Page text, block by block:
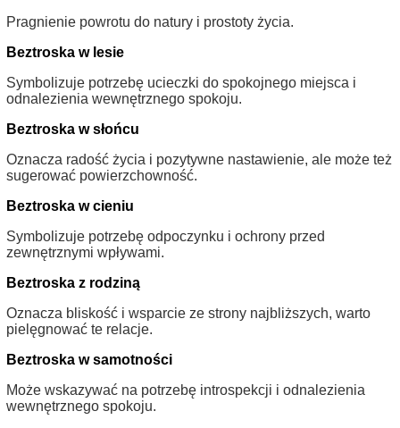
Pragnienie powrotu do natury i prostoty życia.
Beztroska w lesie
Symbolizuje potrzebę ucieczki do spokojnego miejsca i
odnalezienia wewnętrznego spokoju.
Beztroska w słońcu
Oznacza radość życia i pozytywne nastawienie, ale może też
sugerować powierzchowność.
Beztroska w cieniu
Symbolizuje potrzebę odpoczynku i ochrony przed
zewnętrznymi wpływami.
Beztroska z rodziną
Oznacza bliskość i wsparcie ze strony najbliższych, warto
pielęgnować te relacje.
Beztroska w samotności
Może wskazywać na potrzebę introspekcji i odnalezienia
wewnętrznego spokoju.